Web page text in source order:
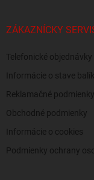
ZÁKAZNÍCKY
Telefonické objednávky
Informácie o stave
Reklamačné podmienky
Obchodné podmienky
Informácie o cookies
Podmienky ochrany